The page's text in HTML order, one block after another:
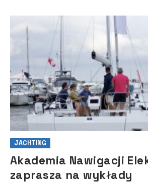
JACHTING
Akademia Nawigacji
zaprasza na wykłady